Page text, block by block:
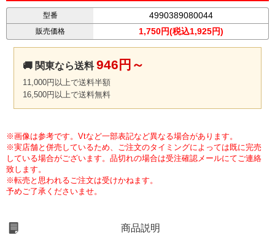
型番 4990389080044
販売価格 1,750円(税込1,925円)
🚚 関東なら送料946円～
11,000円以上で送料半額
16,500円以上で送料無料
※画像は参考です。Vtなど一部表記など異なる場合があります。
※実店舗と併売しているため、ご注文のタイミングによっては既に完売
している場合がございます。品切れの場合は受注確認メールにてご連絡
致します。
※転売と思われるご注文は受けかねます。
予めご了承くださいませ。
商品説明